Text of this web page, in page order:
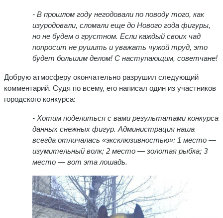
- В прошлом году негодовали по поводу того, как
изуродовали, сломали еще до Нового года фигуры,
но не будем о грустном. Если каждый своих чад
попросит не рушить и уважать чужой труд, это
будет большим делом! С наступающим, советчане!
Добрую атмосферу окончательно разрушил следующий
комментарий. Судя по всему, его написал один из участников
городского конкурса:
- Хотим поделиться с вами результатами конкурса
данных снежных фигур. Администрация наша
всегда отличалась «эксклюзивностью»: 1 место —
изумительный волк; 2 место — золотая рыбка; 3
место — вот эта лошадь.